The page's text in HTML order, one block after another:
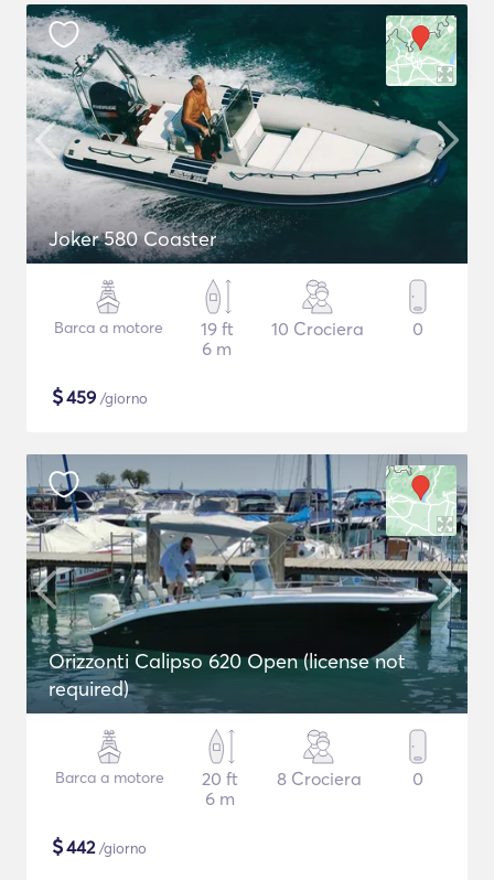
Joker 580 Coaster
Barca a motore
19 ft
6 m
10 Crociera 0
$459 /giorno
Orizzonti Calipso 620 Open (license not
required)
Barca a motore
20 ft
6 m
8 Crociera 0
$442/giorno